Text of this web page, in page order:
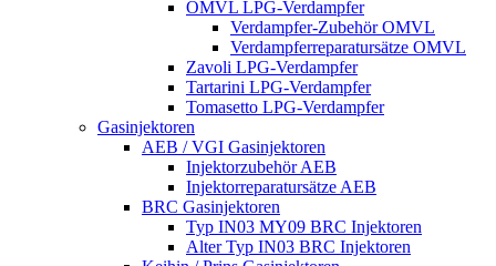
OMVL LPG-Verdampfer
Verdampfer-Zubehör OMVL
Verdampferreparatursätze OMVL
Zavoli LPG-Verdampfer
Tartarini LPG-Verdampfer
Tomasetto LPG-Verdampfer
Gasinjektoren
AEB / VGI Gasinjektoren
Injektorzubehör AEB
Injektorreparatursätze AEB
BRC Gasinjektoren
Typ IN03 MY09 BRC Injektoren
Alter Typ IN03 BRC Injektoren